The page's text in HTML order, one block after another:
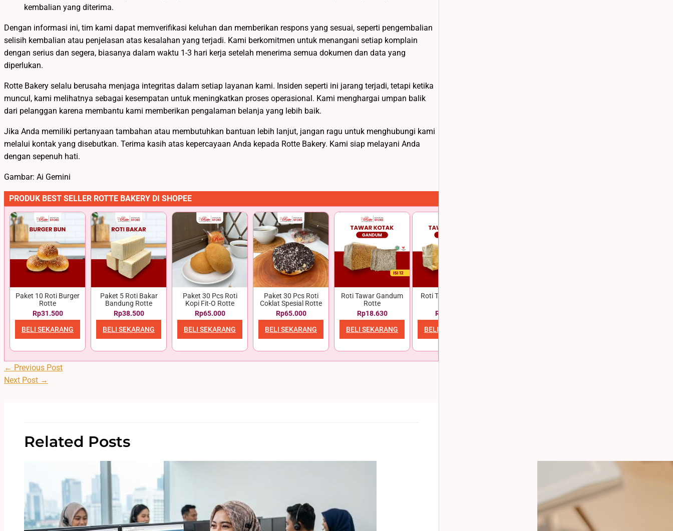
kembalian yang diterima.
Dengan informasi ini, tim kami dapat memverifikasi keluhan dan memberikan respons yang sesuai, seperti pengembalian
selisih kembalian atau penjelasan atas kesalahan yang terjadi. Kami berkomitmen untuk menangani setiap komplain
dengan serius dan segera, biasanya dalam waktu 1-3 hari kerja setelah menerima semua dokumen dan data yang
diperlukan.
Rotte Bakery selalu berusaha menjaga integritas dalam setiap layanan kami. Insiden seperti ini jarang terjadi, tetapi ketika
muncul, kami melihatnya sebagai kesempatan untuk meningkatkan proses operasional. Kami menghargai umpan balik
dari pelanggan karena membantu kami memberikan pengalaman belanja yang lebih baik.
Jika Anda memiliki pertanyaan tambahan atau membutuhkan bantuan lebih lanjut, jangan ragu untuk menghubungi kami
melalui kontak yang disebutkan. Terima kasih atas kepercayaan Anda kepada Rotte Bakery. Kami siap melayani Anda
dengan sepenuh hati.
Gambar: Ai Gemini
PRODUK BEST SELLER ROTTE BAKERY DI SHOPEE
Paket 10 Roti Burger
Rotte
Rp31.500
BELI SEKARANG
Paket 5 Roti Bakar
Bandung Rotte
Rp38.500
BELI SEKARANG
Paket 30 Pcs Roti
Kopi Fit-O Rotte
Rp65.000
BELI SEKARANG
Paket 30 Pcs Roti
Coklat Spesial Rotte
Rp65.000
BELI SEKARANG
Roti Tawar Gandum
Rotte
Rp18.630
BELI SEKARANG
Roti Tawar Original
Rp15.630
BELI SEKARANG
← Previous Post
Next Post →
Related Posts